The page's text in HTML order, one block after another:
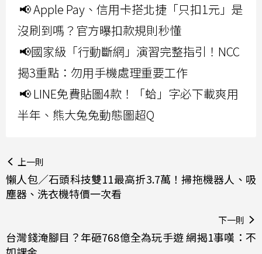
📢 Apple Pay、信用卡搭北捷「只扣1元」是
沒刷到嗎？官方曝扣款規則秒懂
📢國家級「行動斷網」演習完整指引！NCC
揭3重點：勿用手機處理重要工作
📢 LINE免費貼圖4款！「蛤」字必下載爽用
半年、熊大兔兔動態圖超Q
上一則
懶人包／石頭科技雙11最高折3.7萬！掃拖機器人、吸
塵器、洗衣機特價一次看
下一則
台灣錢淹腳目？年砸768億全為玩手遊 網揭1事嘆：不